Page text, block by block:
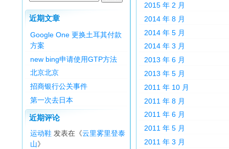
近期文章
Google One 更换土耳其付款
方案
new bing申请使用GTP方法
北京北京
招商银行公关事件
第一次去日本
近期评论
运动鞋 发表在《云里雾里登泰
山》
2015 年 2 月
2014 年 8 月
2014 年 5 月
2014 年 3 月
2013 年 6 月
2013 年 5 月
2011 年 10 月
2011 年 8 月
2011 年 6 月
2011 年 5 月
2011 年 3 月